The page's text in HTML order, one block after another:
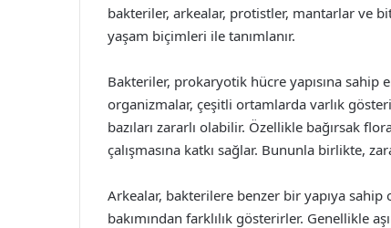
bakteriler, arkealar, protistler, mantarlar ve
yaşam biçimleri ile tanımlanır.
Bakteriler, prokaryotik hücre yapısına sahip
organizmalar, çeşitli ortamlarda varlık
bazıları zararlı olabilir. Özellikle bağırsak
çalışmasına katkı sağlar. Bununla birlikte,
Arkealar, bakterilere benzer bir yapıya
bakımından farklılık gösterirler. Genellikle